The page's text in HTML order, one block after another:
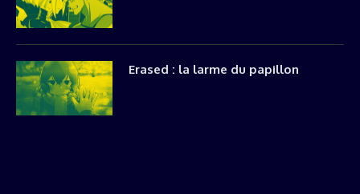
Erased : la larme du papillon